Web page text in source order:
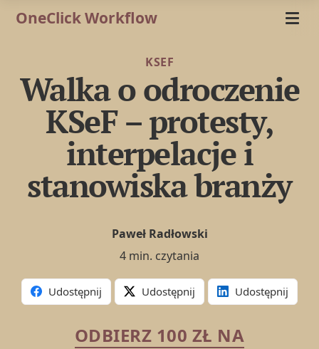
OneClick Workflow
KSEF
Walka o odroczenie
KSeF – protesty,
interpelacje i
stanowiska branży
Paweł Radłowski
4 min. czytania
Udostępnij Udostępnij Udostępnij
ODBIERZ 100 ZŁ NA